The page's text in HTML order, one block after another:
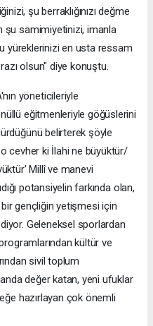
şu berraklığınızı değme
şu samimiyetinizi, imanla
yüreklerinizi en usta ressam
olsun" diye konuştu.
yöneticileriyle
eğitmenleriyle göğüslerini
belirterek şöyle
cevher ki İlahi ne büyüktür/
Millî ve manevi
potansiyelin farkında olan,
gençliğin yetişmesi için
Geleneksel sporlardan
kültür ve
sivil toplum
değer katan, yeni ufuklar
hazırlayan çok önemli